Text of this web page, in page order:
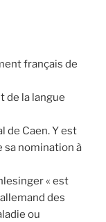
français de
de la langue
de Caen. Y est
sa nomination à
« est
des
ou